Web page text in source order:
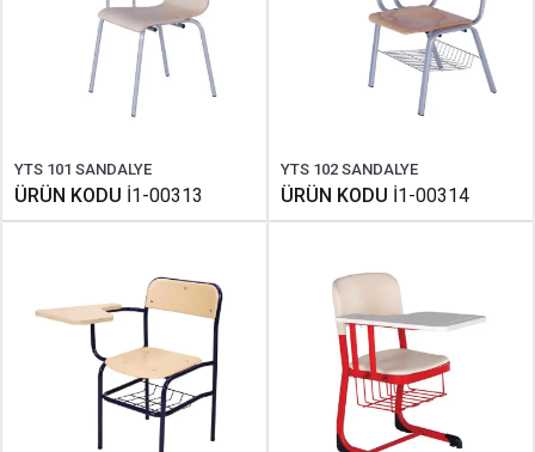
YTS 101 SANDALYE
ÜRÜN KODU İ1-00313
YTS 102 SANDALYE
ÜRÜN KODU İ1-00314